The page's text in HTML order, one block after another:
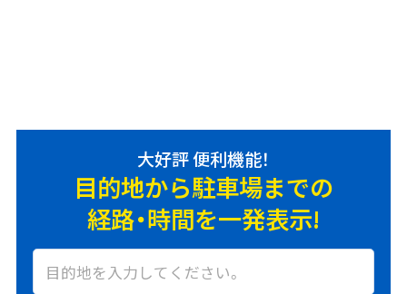
大好評 便利機能！
目的地から駐車場までの
経路・時間を一発表示!